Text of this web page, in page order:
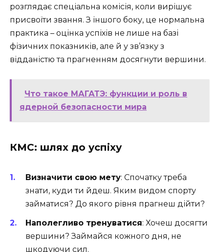
розглядає спеціальна комісія, коли вирішує
присвоїти звання. З іншого боку, це нормальна
практика – оцінка успіхів не лише на базі
фізичних показників, але й у зв’язку з
відданістю та прагненням досягнути вершини.
Что такое МАГАТЭ: функции и роль в
ядерной безопасности мира
КМС: шлях до успіху
Визначити свою мету: Спочатку треба
знати, куди ти йдеш. Яким видом спорту
займатися? До якого рівня прагнеш дійти?
Наполегливо тренуватися: Хочеш досягти
вершини? Займайся кожного дня, не
шкодуючи сил.